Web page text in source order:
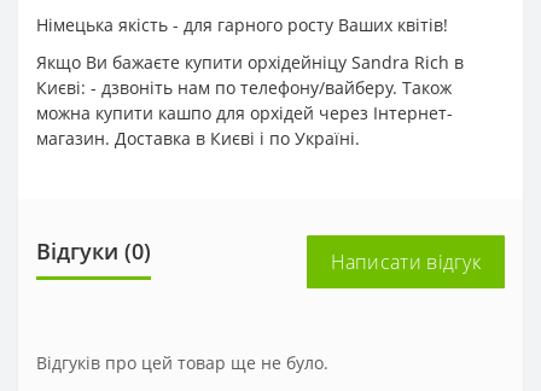
Німецька якість - для гарного росту Ваших квітів!
Якщо Ви бажаєте купити орхідейніцу Sandra Rich в
Києві: - дзвоніть нам по телефону/вайберу. Також
можна купити кашпо для орхідей через Інтернет-
магазин. Доставка в Києві і по Україні.
Відгуки (0) Написати відгук
Відгуків про цей товар ще не було.